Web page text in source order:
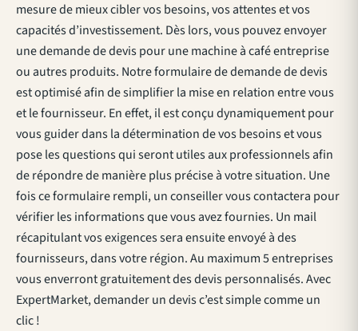
mesure de mieux cibler vos besoins, vos attentes et vos
capacités d’investissement. Dès lors, vous pouvez envoyer
une demande de devis pour une machine à café entreprise
ou autres produits. Notre formulaire de demande de devis
est optimisé afin de simplifier la mise en relation entre vous
et le fournisseur. En effet, il est conçu dynamiquement pour
vous guider dans la détermination de vos besoins et vous
pose les questions qui seront utiles aux professionnels afin
de répondre de manière plus précise à votre situation. Une
fois ce formulaire rempli, un conseiller vous contactera pour
vérifier les informations que vous avez fournies. Un mail
récapitulant vos exigences sera ensuite envoyé à des
fournisseurs, dans votre région. Au maximum 5 entreprises
vous enverront gratuitement des devis personnalisés. Avec
ExpertMarket, demander un devis c’est simple comme un
clic !